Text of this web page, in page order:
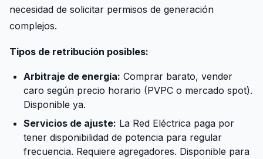
necesidad de solicitar permisos de generación
complejos.
Tipos de retribución posibles:
Arbitraje de energía: Comprar barato, vender
caro según precio horario (PVPC o mercado spot).
Disponible ya.
Servicios de ajuste: La Red Eléctrica paga por
tener disponibilidad de potencia para regular
frecuencia. Requiere agregadores. Disponible para